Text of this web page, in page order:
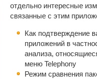
отдельно интересные
связанные с этим
Как подтверждение
приложений в
анализа,
меню Telephony
Режим сравнения